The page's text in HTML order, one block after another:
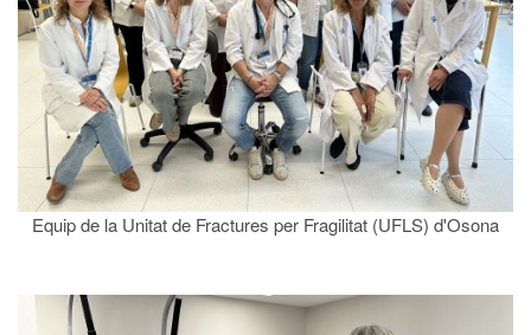
Equip de la Unitat de Fractures per Fragilitat (UFLS) d'Osona